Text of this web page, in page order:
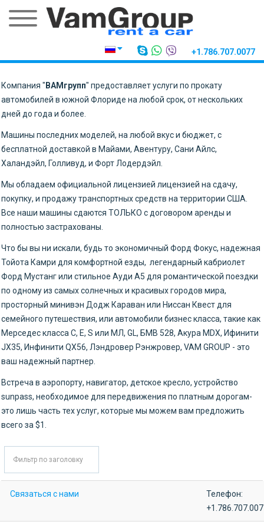
+1.786.707.0077
Компания " ВАМгрупп" предоставляет услуги по прокату
автомобилей в южной Флориде на любой срок, от нескольких
дней до года и более.
Машины последних моделей, на любой вкус и бюджет, с
бесплатной доставкой в Майами, Авентуру, Сани Айлс,
Халандэйл, Голливуд, и Форт Лодердэйл.
Мы обладаем официальной лицензией лицензией на сдачу,
покупку, и продажу транспортных средств на территории США.
Все наши машины сдаются ТОЛЬКО с договором аренды и
полностью застрахованы.
Что бы вы ни искали, будь то экономичный Форд Фокус, надежная
Тойота Камри для комфортной езды, легендарный кабриолет
Форд Мустанг или стильное Ауди А5 для романтической поездки
по одному из самых солнечных и красивых городов мира,
просторный минивэн Додж Караван или Ниссан Квест для
семейного путешествия, или автомобили бизнес класса, такие как
Мерседес класса С, Е, S или МЛ, GL, БМВ 528, Акура MDX, Ифинити
JX35, Инфинити QX56, Лэндровер Рэнжровер, VAM GROUP - это
ваш надежный партнер.
Встреча в аэропорту, навигатор, детское кресло, устройство
sunpass, необходимое для передвижения по платным дорогам-
это лишь часть тех услуг, которые мы можем вам предложить
всего за $1.
Связаться с нами
Телефон: